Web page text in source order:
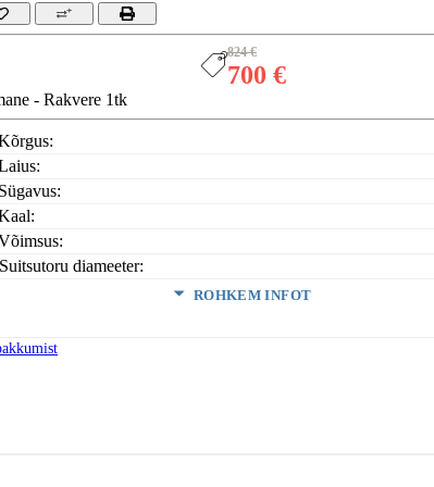
824 €
700 €
- Rakvere 1tk
Sügavus:
Suitsutoru diameeter:
ROHKEM INFOT
maht: